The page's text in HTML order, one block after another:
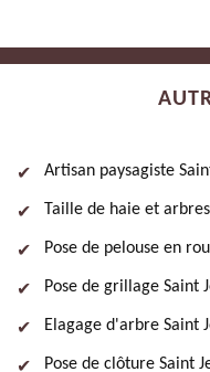
Artisan paysagiste
Taille de haie et
Pose de pelouse en
Pose de grillage Saint
Elagage d'arbre Saint
Pose de clôture Saint